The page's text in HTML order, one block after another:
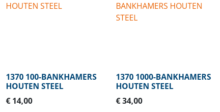
1370 100-BANKHAMERS
HOUTEN STEEL
€ 14,00
1370 1000-BANKHAMERS
HOUTEN STEEL
€ 34,00